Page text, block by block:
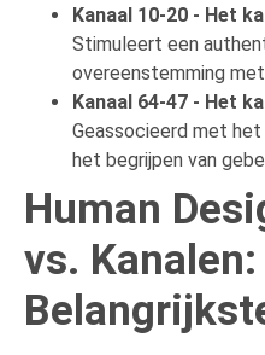
Kanaal 10-20 - Het
Stimuleert een
overeenstemming
Kanaal 64-47 - Het
Geassocieerd met het
het begrijpen van
Human
vs. Kanalen: